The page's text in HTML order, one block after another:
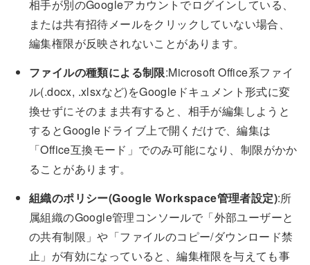
相手が別のGoogleアカウントでログインしている、
または共有招待メールをクリックしていない場合、
編集権限が反映されないことがあります。
ファイルの種類による制限:Microsoft Office系ファイ
ル(.docx, .xlsxなど)をGoogleドキュメント形式に変
換せずにそのまま共有すると、相手が編集しようと
するとGoogleドライブ上で開くだけで、編集は
「Office互換モード」でのみ可能になり、制限がかか
ることがあります。
組織のポリシー(Google Workspace管理者設定):所
属組織のGoogle管理コンソールで「外部ユーザーと
の共有制限」や「ファイルのコピー/ダウンロード禁
止」が有効になっていると、編集権限を与えても事